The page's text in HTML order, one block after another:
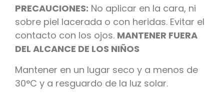
PRECAUCIONES: No aplicar en la cara, ni
sobre piel lacerada o con heridas. Evitar el
contacto con los ojos. MANTENER FUERA
DEL ALCANCE DE LOS NIÑOS
Mantener en un lugar seco y a menos de
30°C y a resguardo de la luz solar.